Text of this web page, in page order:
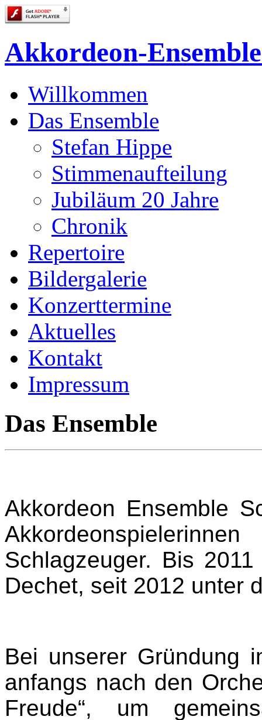
Akkordeon-
Willkommen
Das Ensemble
Stefan Hippe
Stimmenaufteilung
Jubiläum 20 Jahre
Chronik
Repertoire
Bildergalerie
Konzerttermine
Aktuelles
Kontakt
Impressum
Das Ensemble
Akkordeon Ensemble
Schlagzeuger. Bis
Dechet, seit 2012 unter
Bei unserer Gründung
anfangs nach den
Freude“, um